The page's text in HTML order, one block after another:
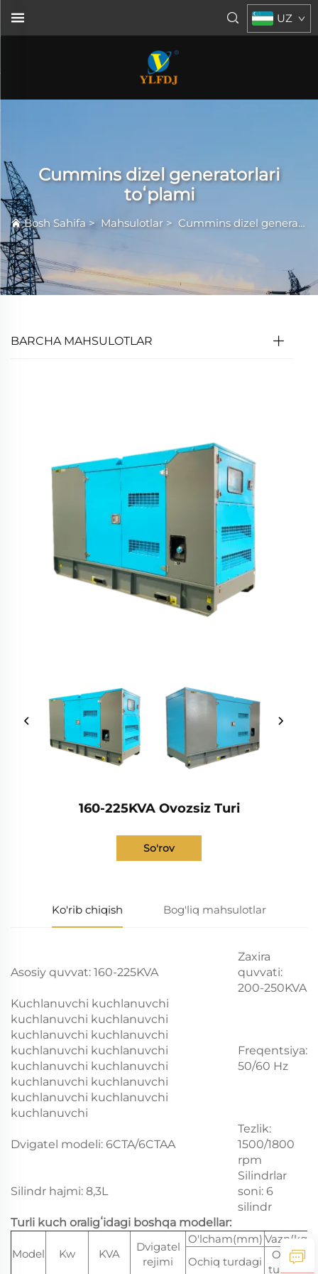
UZ
Cummins dizel generatorlari
toʻplami
Bosh Sahifa> Mahsulotlar > Cummins dizel generatorlari toʻplami
BARCHA MAHSULOTLAR
160-225KVA Ovozsiz Turi
So'rov
Ko'rib chiqish Bog'liq mahsulotlar
Asosiy quvvat: 160-225KVA
Zaxira
quvvati:
200-250KVA
Kuchlanuvchi kuchlanuvchi
kuchlanuvchi kuchlanuvchi
kuchlanuvchi kuchlanuvchi
kuchlanuvchi kuchlanuvchi
kuchlanuvchi kuchlanuvchi
kuchlanuvchi kuchlanuvchi
kuchlanuvchi kuchlanuvchi
kuchlanuvchi
Freqentsiya:
50/60 Hz
Dvigatel modeli: 6CTA/6CTAA
Tezlik:
1500/1800
rpm
Silindr hajmi: 8,3L
Silindrlar
soni: 6
silindr
Turli kuch oraligʻidagi boshqa modellar:
Model Kw KVA
Dvigatel
rejimi
O'lcham(mm) Vazn(kg)
Ochiq turdagi
Ochiq
turdagi